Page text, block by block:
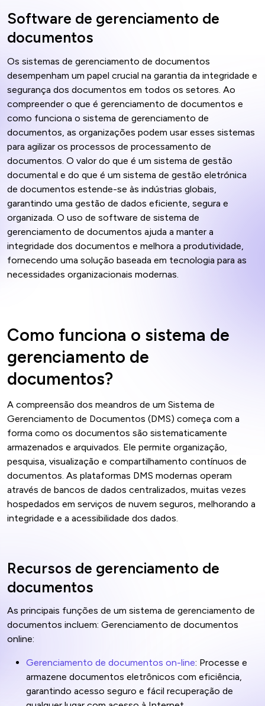
Software de gerenciamento de
documentos
Os sistemas de gerenciamento de documentos
desempenham um papel crucial na garantia da integridade e
segurança dos documentos em todos os setores. Ao
compreender o que é gerenciamento de documentos e
como funciona o sistema de gerenciamento de
documentos, as organizações podem usar esses sistemas
para agilizar os processos de processamento de
documentos. O valor do que é um sistema de gestão
documental e do que é um sistema de gestão eletrónica
de documentos estende-se às indústrias globais,
garantindo uma gestão de dados eficiente, segura e
organizada. O uso de software de sistema de
gerenciamento de documentos ajuda a manter a
integridade dos documentos e melhora a produtividade,
fornecendo uma solução baseada em tecnologia para as
necessidades organizacionais modernas.
Como funciona o sistema de
gerenciamento de
documentos?
A compreensão dos meandros de um Sistema de
Gerenciamento de Documentos (DMS) começa com a
forma como os documentos são sistematicamente
armazenados e arquivados. Ele permite organização,
pesquisa, visualização e compartilhamento contínuos de
documentos. As plataformas DMS modernas operam
através de bancos de dados centralizados, muitas vezes
hospedados em serviços de nuvem seguros, melhorando a
integridade e a acessibilidade dos dados.
Recursos de gerenciamento de
documentos
As principais funções de um sistema de gerenciamento de
documentos incluem: Gerenciamento de documentos
online:
Gerenciamento de documentos on-line: Processe e
armazene documentos eletrônicos com eficiência,
garantindo acesso seguro e fácil recuperação de